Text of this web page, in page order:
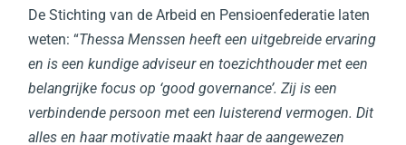
De Stichting van de Arbeid en Pensioenfederatie laten
weten: “Thessa Menssen heeft een uitgebreide ervaring
en is een kundige adviseur en toezichthouder met een
belangrijke focus op ‘good governance’. Zij is een
verbindende persoon met een luisterend vermogen. Dit
alles en haar motivatie maakt haar de aangewezen